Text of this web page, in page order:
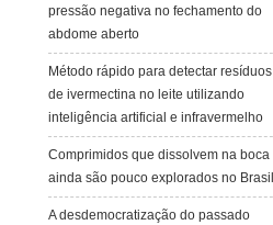
pressão negativa no fechamento do
abdome aberto
Método rápido para detectar resíduos
de ivermectina no leite utilizando
inteligência artificial e infravermelho
Comprimidos que dissolvem na boca
ainda são pouco explorados no Brasil
A desdemocratização do passado